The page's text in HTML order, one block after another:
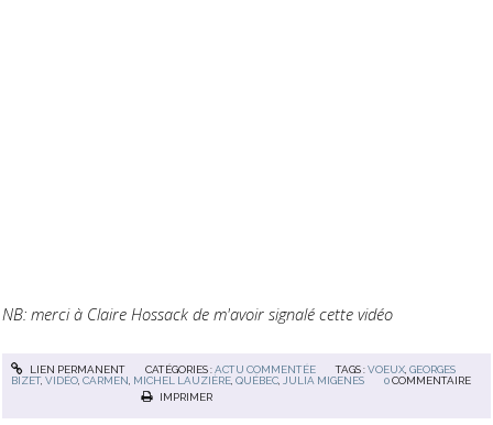
NB: merci à Claire Hossack de m'avoir signalé cette vidéo
LIEN PERMANENT CATÉGORIES :ACTU COMMENTÉE TAGS :VOEUX,GEORGES
BIZET,VIDÉO,CARMEN, MICHEL LAUZIÈRE,QUÉBEC,JULIA MIGENES 0 COMMENTAIRE
IMPRIMER